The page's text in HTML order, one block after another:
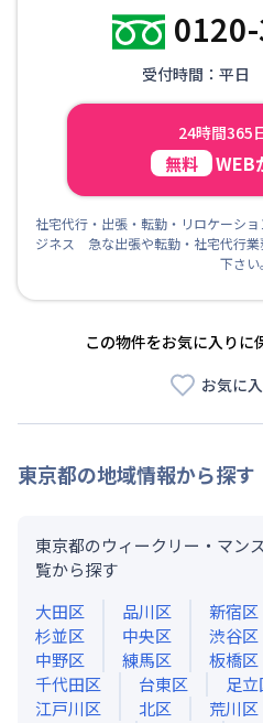
受付時間：平
24時間365
無料 WEB
社宅代行・出張・転勤・リロケーシ
ジネス 急な出張や転勤・社宅代行
下さい。
この物件をお気に入りに
お気に
東京都の地域情報から探す
東京都のウィークリー・マン
覧から探す
大田区
品川区 新宿区
杉並区
中央区 渋谷区
中野区
練馬区 板橋区
千代田区
台東区 足立
江戸川区
北区 荒川区